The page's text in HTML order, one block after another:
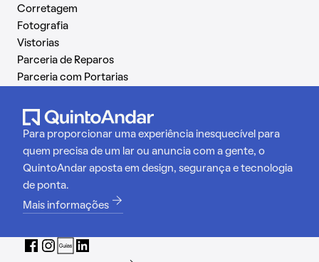
Corretagem
Fotografia
Vistorias
Parceria de Reparos
Parceria com Portarias
Para proporcionar uma experiência inesquecível para
quem precisa de um lar ou anuncia com a gente, o
QuintoAndar aposta em design, segurança e tecnologia
de ponta.
Mais informações